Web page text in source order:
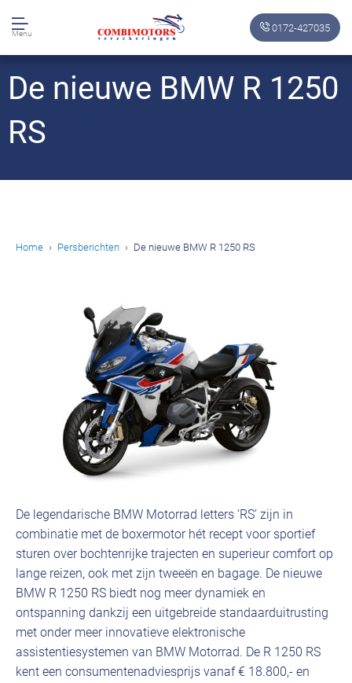
Menu 0172-427035
De nieuwe BMW R 1250
RS
Home Persberichten De nieuwe BMW R 1250 RS
De legendarische BMW Motorrad letters ‘RS’ zijn in
combinatie met de boxermotor hét recept voor sportief
sturen over bochtenrijke trajecten en superieur comfort op
lange reizen, ook met zijn tweeën en bagage. De nieuwe
BMW R 1250 RS biedt nog meer dynamiek en
ontspanning dankzij een uitgebreide standaarduitrusting
met onder meer innovatieve elektronische
assistentiesystemen van BMW Motorrad. De R 1250 RS
kent een consumentenadviesprijs vanaf € 18.800,- en